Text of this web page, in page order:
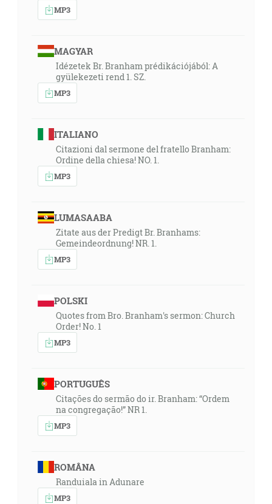
MP3
MAGYAR
Idézetek Br. Branham prédikációjából: A
gyülekezeti rend 1. SZ.
MP3
ITALIANO
Citazioni dal sermone del fratello Branham:
Ordine della chiesa! NO. 1.
MP3
LUMASAABA
Zitate aus der Predigt Br. Branhams:
Gemeindeordnung! NR. 1.
MP3
POLSKI
Quotes from Bro. Branham's sermon: Church
Order! No. 1
MP3
PORTUGUÊS
Citações do sermão do ir. Branham: “Ordem
na congregação!” NR 1.
MP3
ROMÂNA
Randuiala in Adunare
MP3